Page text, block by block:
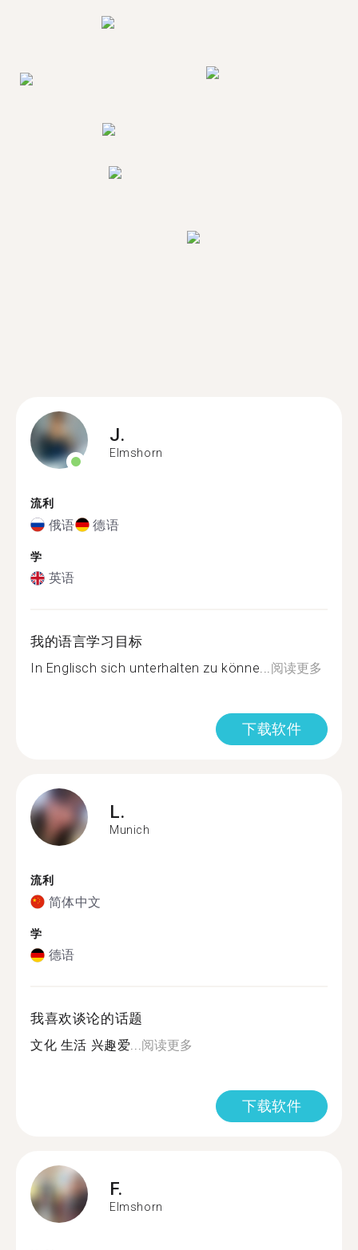
J.
Elmshorn
流利
俄语 德语
学
英语
我的语言学习目标
In Englisch sich unterhalten zu könne...阅读更多
下载软件
L.
Munich
流利
简体中文
学
德语
我喜欢谈论的话题
文化 生活 兴趣爱...阅读更多
下载软件
F.
Elmshorn